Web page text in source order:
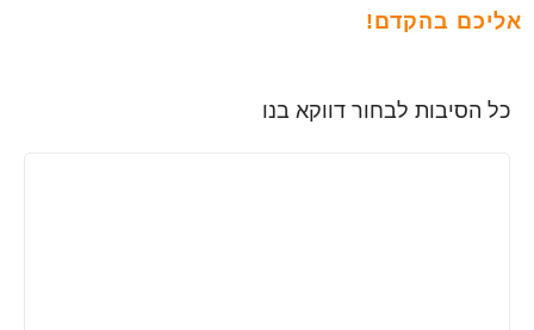
אליכם בהקדם!
כל הסיבות לבחור דווקא בנו